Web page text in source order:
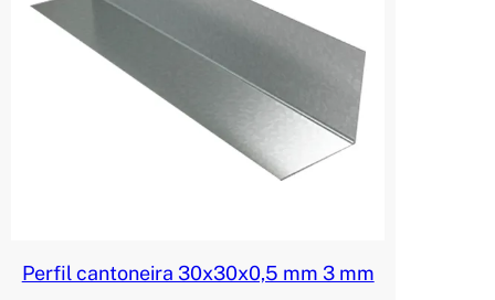
Perfil cantoneira 30x30x0,5 mm 3 mm